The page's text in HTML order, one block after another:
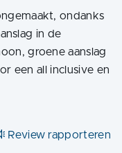
ondanks
in de
groene aanslag
een all inclusive en
Review rapporteren